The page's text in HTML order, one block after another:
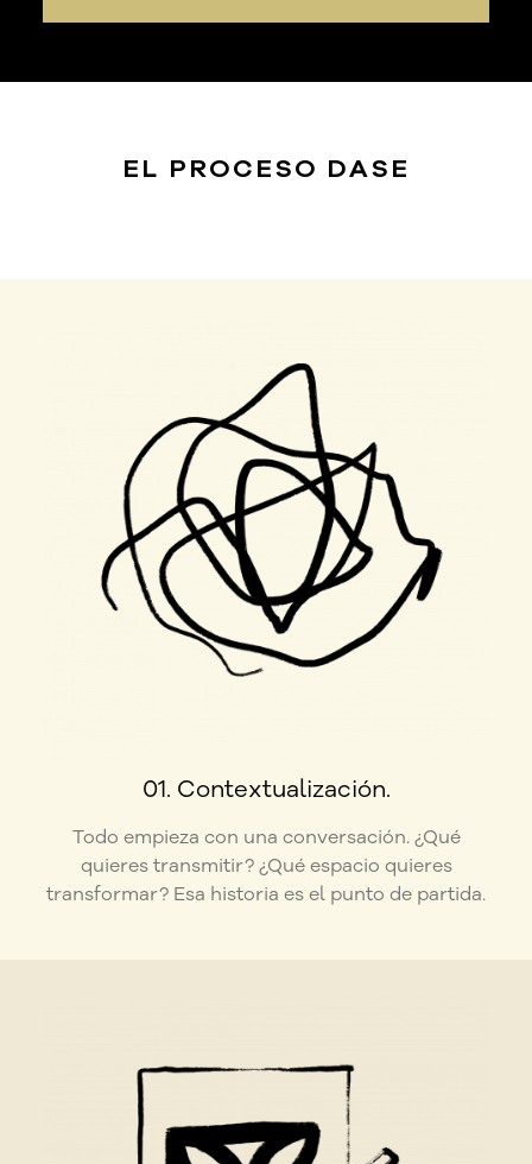
EL PROCESO DASE
01. Contextualización.
Todo empieza con una conversación. ¿Qué
quieres transmitir? ¿Qué espacio quieres
transformar? Esa historia es el punto de partida.